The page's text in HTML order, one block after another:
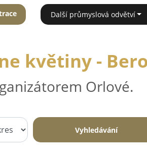
Další průmyslová odvětví
květiny -
Orlové.
Vyhledávání